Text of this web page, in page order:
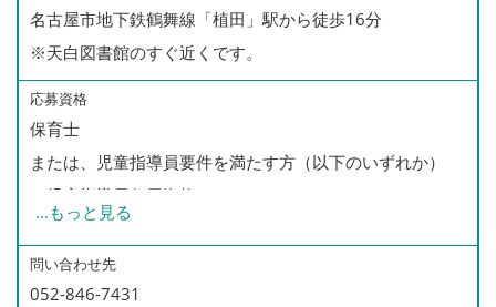
名古屋市地下鉄鶴舞線「植田」駅から徒歩16分
※天白図書館のすぐ近くです。
応募資格
保育士
または、児童指導員要件を満たす方（以下のいずれか）
・児童指導員任用資格
・教員免許をお持ちの方（小・中・高・特別支援）
・社会福祉士
・精神保健福祉士
...もっと見る
問い合わせ先
052-846-7431